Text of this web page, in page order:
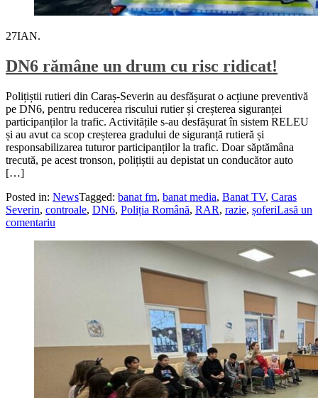
27IAN.
DN6 rămâne un drum cu risc ridicat!
Polițiștii rutieri din Caraș-Severin au desfășurat o acțiune preventivă
pe DN6, pentru reducerea riscului rutier și creșterea siguranței
participanților la trafic. Activitățile s-au desfășurat în sistem RELEU
și au avut ca scop creșterea gradului de siguranță rutieră și
responsabilizarea tuturor participanților la trafic. Doar săptămâna
trecută, pe acest tronson, polițiștii au depistat un conducător auto
[…]
Posted in: NewsTagged: banat fm, banat media, Banat TV, Caras
Severin, controale, DN6, Poliția Română, RAR, razie, șoferiLasă un
comentariu